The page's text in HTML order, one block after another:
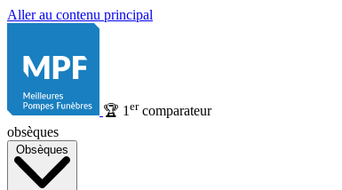
Aller au contenu principal
🏆 1 ercomparateur
obsèques
Obsèques